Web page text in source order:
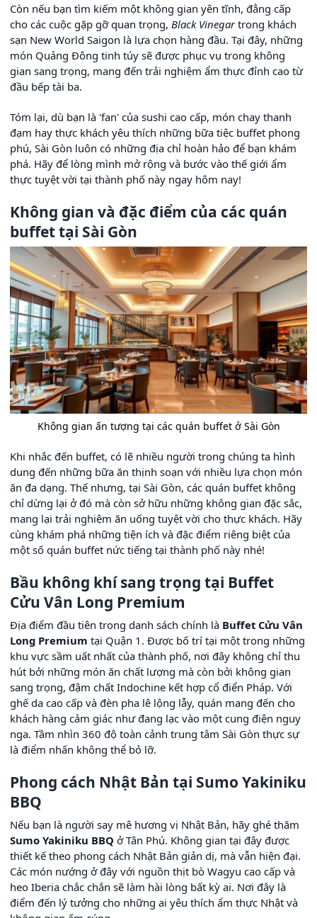
Còn nếu bạn tìm kiếm một không gian yên tĩnh, đẳng cấp
cho các cuộc gặp gỡ quan trọng, Black Vinegartrong khách
sạn New World Saigon là lựa chọn hàng đầu. Tại đây, những
món Quảng Đông tinh túy sẽ được phục vụ trong không
gian sang trọng, mang đến trải nghiệm ẩm thực đỉnh cao từ
đầu bếp tài ba.
Tóm lại, dù bạn là 'fan' của sushi cao cấp, món chay thanh
đạm hay thực khách yêu thích những bữa tiệc buffet phong
phú, Sài Gòn luôn có những địa chỉ hoàn hảo để bạn khám
phá. Hãy để lòng mình mở rộng và bước vào thế giới ẩm
thực tuyệt vời tại thành phố này ngay hôm nay!
Không gian và đặc điểm của các quán
buffet tại Sài Gòn
Không gian ấn tượng tại các quán buffet ở Sài Gòn
Khi nhắc đến buffet, có lẽ nhiều người trong chúng ta hình
dung đến những bữa ăn thịnh soạn với nhiều lựa chọn món
ăn đa dạng. Thế nhưng, tại Sài Gòn, các quán buffet không
chỉ dừng lại ở đó mà còn sở hữu những không gian đặc sắc,
mang lại trải nghiệm ăn uống tuyệt vời cho thực khách. Hãy
cùng khám phá những tiện ích và đặc điểm riêng biệt của
một số quán buffet nức tiếng tại thành phố này nhé!
Bầu không khí sang trọng tại Buffet
Cửu Vân Long Premium
Địa điểm đầu tiên trong danh sách chính là Buffet Cửu Vân
Long Premium tại Quận 1. Được bố trí tại một trong những
khu vực sầm uất nhất của thành phố, nơi đây không chỉ thu
hút bởi những món ăn chất lượng mà còn bởi không gian
sang trọng, đậm chất Indochine kết hợp cổ điển Pháp. Với
ghế da cao cấp và đèn pha lê lộng lẫy, quán mang đến cho
khách hàng cảm giác như đang lạc vào một cung điện nguy
nga. Tầm nhìn 360 độ toàn cảnh trung tâm Sài Gòn thực sự
là điểm nhấn không thể bỏ lỡ.
Phong cách Nhật Bản tại Sumo Yakiniku
BBQ
Nếu bạn là người say mê hương vị Nhật Bản, hãy ghé thăm
Sumo Yakiniku BBQ ở Tân Phú. Không gian tại đây được
thiết kế theo phong cách Nhật Bản giản dị, mà vẫn hiện đại.
Các món nướng ở đây với nguồn thịt bò Wagyu cao cấp và
heo Iberia chắc chắn sẽ làm hài lòng bất kỳ ai. Nơi đây là
điểm đến lý tưởng cho những ai yêu thích ẩm thực Nhật và